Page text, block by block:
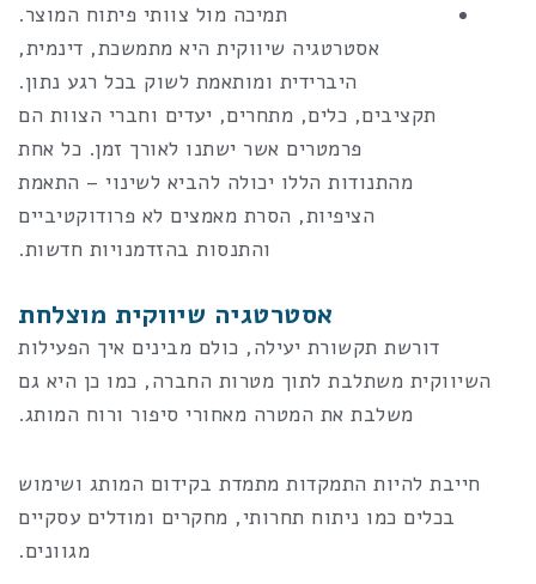
תמיכה מול צוותי פיתוח המוצר.
אסטרטגיה שיווקית היא מתמשכת, דינמית,
היברידית ומותאמת לשוק בכל רגע נתון.
תקציבים, כלים, מתחרים, יעדים וחברי הצוות הם
פרמטרים אשר ישתנו לאורך זמן. כל אחת
מהתנודות הללו יכולה להביא לשינוי – התאמת
הציפיות, הסרת מאמצים לא פרודוקטיביים
והתנסות בהזדמנויות חדשות.
אסטרטגיה שיווקית מוצלחת
דורשת תקשורת יעילה, כולם מבינים איך הפעילות
השיווקית משתלבת לתוך מטרות החברה, כמו כן היא גם
משלבת את המטרה מאחורי סיפור ורוח המותג.
חייבת להיות התמקדות מתמדת בקידום המותג ושימוש
בכלים כמו ניתוח תחרותי, מחקרים ומודלים עסקיים
מגוונים.